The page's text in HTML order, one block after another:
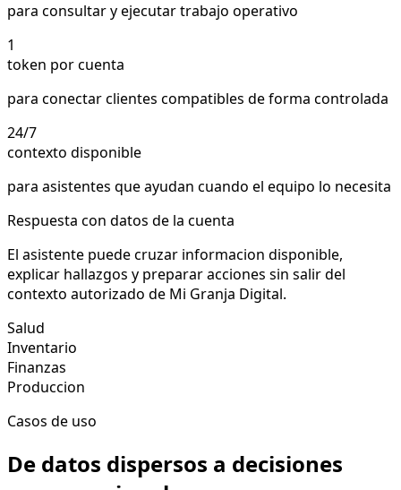
para consultar y ejecutar trabajo operativo
1
token por cuenta
para conectar clientes compatibles de forma controlada
24/7
contexto disponible
para asistentes que ayudan cuando el equipo lo necesita
Respuesta con datos de la cuenta
El asistente puede cruzar informacion disponible,
explicar hallazgos y preparar acciones sin salir del
contexto autorizado de Mi Granja Digital.
Salud
Inventario
Finanzas
Produccion
Casos de uso
De datos dispersos a decisiones